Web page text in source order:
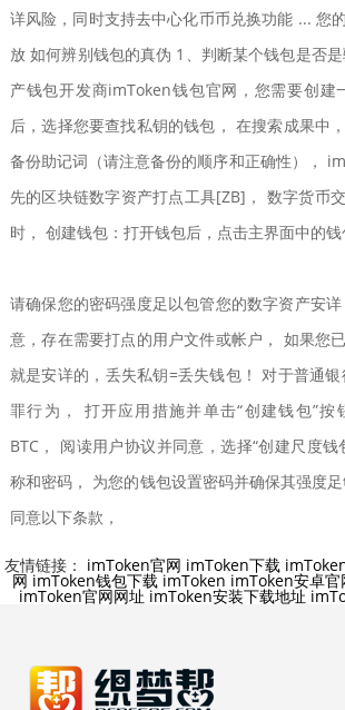
详风险，同时支持去中心化币币兑换功能 ... 您
放 如何辨别钱包的真伪 1、判断某个钱包是否
产钱包开发商imToken钱包官网，您需要创建
后，选择您要查找私钥的钱包， 在搜索成果中
备份助记词（请注意备份的顺序和正确性），
先的区块链数字资产打点工具[ZB]， 数字货币
时， 创建钱包：打开钱包后，点击主界面中的钱
请确保您的密码强度足以包管您的数字资产安
意，存在需要打点的用户文件或帐户， 如果您
就是安详的，丢失私钥=丢失钱包！ 对于普通
罪行为， 打开应用措施并单击“创建钱包”按
BTC， 阅读用户协议并同意，选择“创建尺度钱
称和密码， 为您的钱包设置密码并确保其强度
同意以下条款，
友情链接： imToken官网 imToken下载
网 imToken钱包下载 imToken imToken安卓官
imToken官网网址 imToken安装下载地址